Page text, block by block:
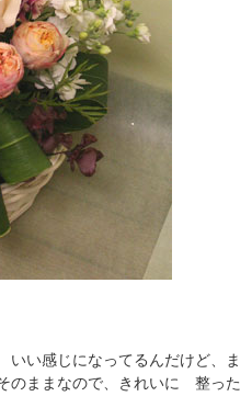
い感じになってるんだけど、ま
ままなので、きれいに 整った